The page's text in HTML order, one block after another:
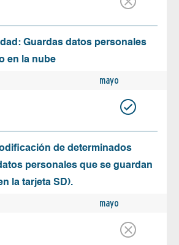
Guardas datos personales
en la nube
mayo
de determinados
personales que se guardan
la tarjeta SD).
mayo